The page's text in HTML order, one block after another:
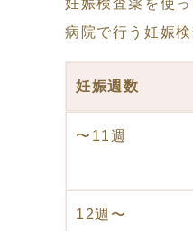
妊娠検査薬を使
病院で行う妊娠
妊娠週数
〜11週
12週〜